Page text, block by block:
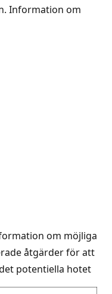
Information om
om möjliga
åtgärder för att
potentiella hotet